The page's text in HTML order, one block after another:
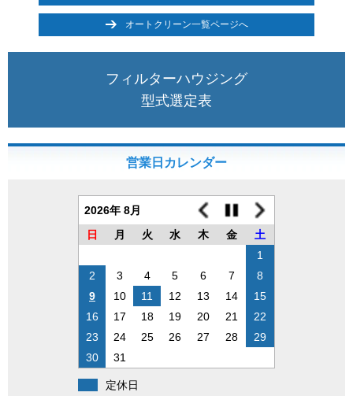
オートクリーン一覧ページへ
フィルターハウジング
型式選定表
営業日カレンダー
2026年 8月
日
月 火 水 木 金
土
1
2
3 4 5 6 7
8
9
10 11 12 13 14
15
16
17 18 19 20 21
22
23
24 25 26 27 28
29
30
31
定休日